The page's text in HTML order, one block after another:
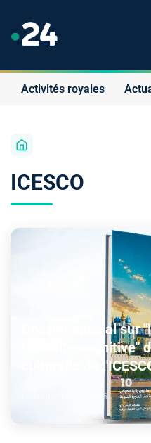
Activités royales
ICESCO
Dossier spécial sur
l'identité cognitive"
culturelle de
15 juil. 2026